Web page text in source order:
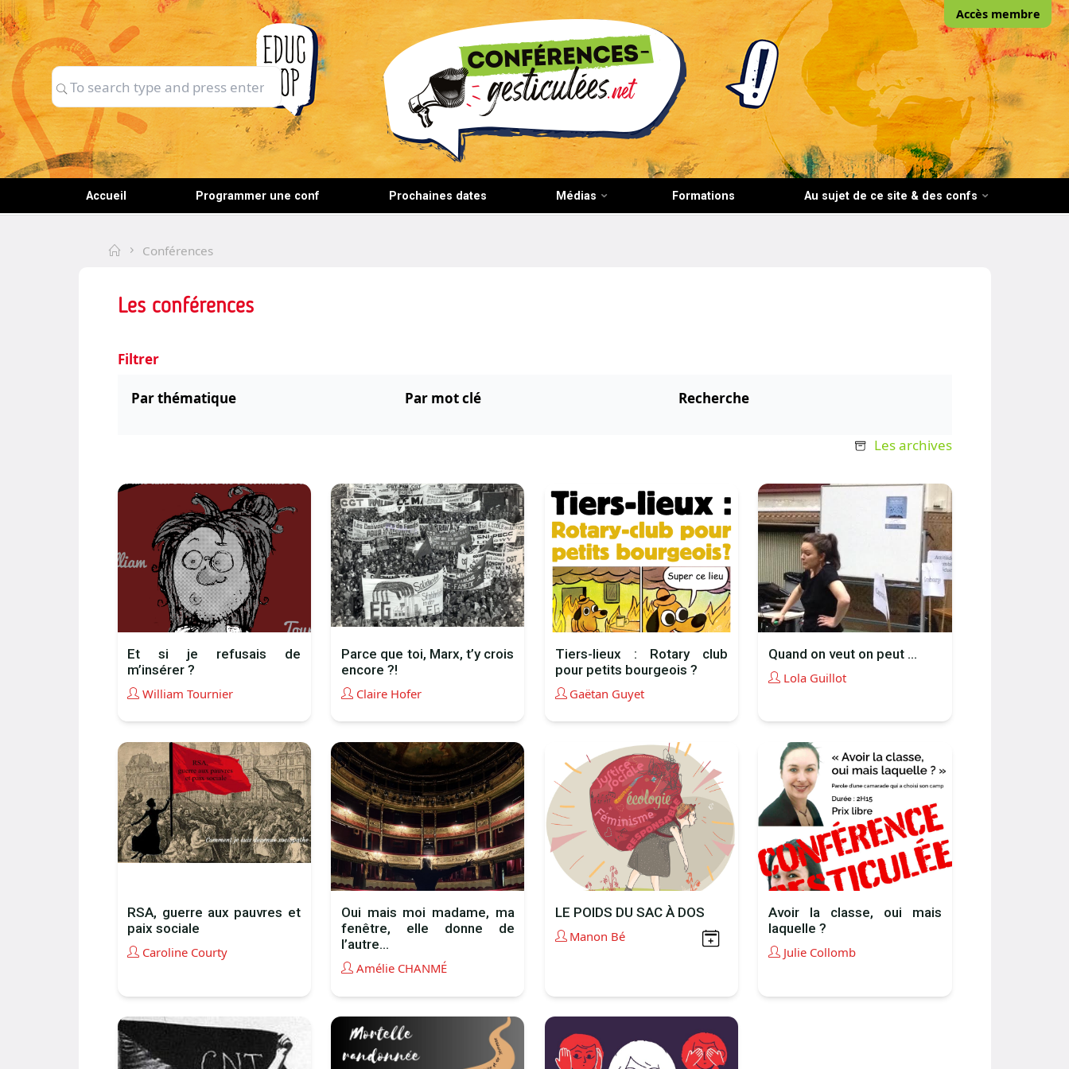
Skip
to
content
CONFERENCES-GESTICULEES.NET
Search
for:
Search
Accès membre
Accueil Programmer une conf Prochaines dates Médias Formations Au sujet de ce site & des confs
HomeConférences
Les conférences
Filtrer
Par thématique Par mot clé Recherche
Les archives
Et si je refusais de
m’insérer ?
William Tournier
Parce que toi, Marx, t’y crois
encore ?!
Claire Hofer
Tiers-lieux : Rotary club
pour petits bourgeois ?
Gaëtan Guyet
Quand on veut on peut …
Lola Guillot
RSA, guerre aux pauvres et
paix sociale
Caroline Courty
Oui mais moi madame, ma
fenêtre, elle donne de
l’autre...
Amélie CHANMÉ
LE POIDS DU SAC À DOS
Manon Bé
Avoir la classe, oui mais
laquelle ?
Julie Collomb